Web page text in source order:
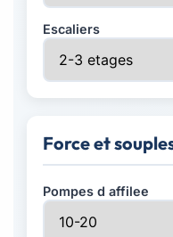
Escaliers
Force et
Pompes d affilee